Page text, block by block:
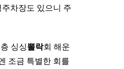
차장도 있으니 주
싱싱뽈락회 해운
조금 특별한 회를